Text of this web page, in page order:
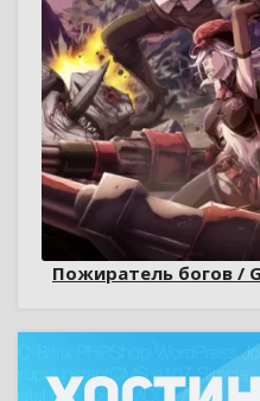
Пожиратель богов /